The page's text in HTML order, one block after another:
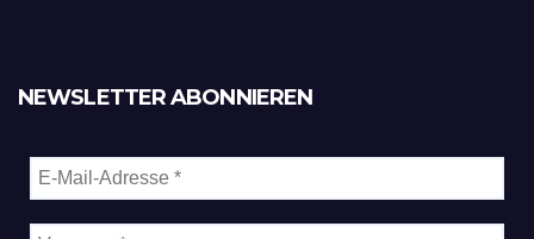
NEWSLETTER ABONNIEREN